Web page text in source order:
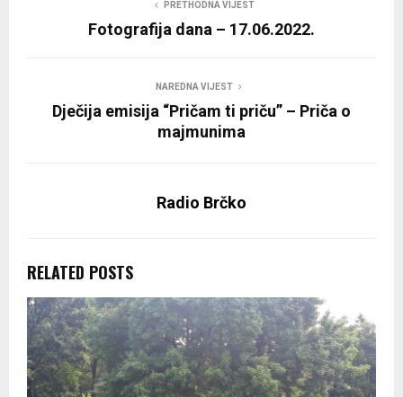
PRETHODNA VIJEST
Fotografija dana – 17.06.2022.
NAREDNA VIJEST
Dječija emisija “Pričam ti priču” – Priča o
majmunima
Radio Brčko
RELATED POSTS